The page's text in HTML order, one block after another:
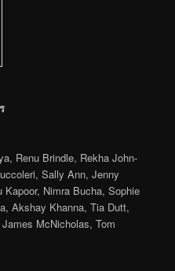
Renu Brindle, Rekha John-
Sally Ann, Jenny
Nimra Bucha, Sophie
Akshay Khanna, Tia Dutt,
McNicholas, Tom